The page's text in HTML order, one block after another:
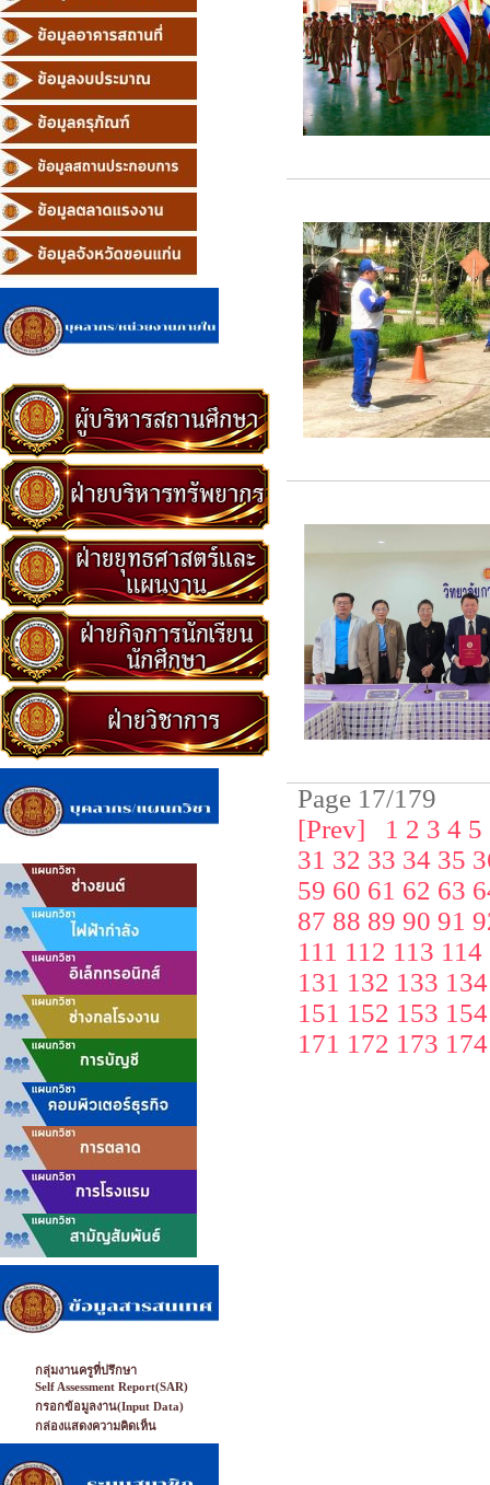
กลุ่มงานครูที่ปรึกษา
Self Assessment Report(SAR)
กรอกข้อมูลงาน(Input Data)
กล่องแสดงความคิดเห็น
Page 17/179
[Prev]
1 2 3 4 5
31 32 33 34 35
59 60 61 62 63
87 88 89 90 91
111 112 113 114
131 132 133 134
151 152 153 154
171 172 173 174